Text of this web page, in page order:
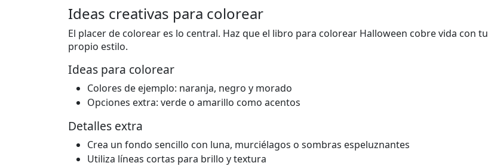
Ideas creativas para colorear
El placer de colorear es lo central. Haz que el libro para colorear Halloween cobre vida con tu
propio estilo.
Ideas para colorear
Colores de ejemplo: naranja, negro y morado
Opciones extra: verde o amarillo como acentos
Detalles extra
Crea un fondo sencillo con luna, murciélagos o sombras espeluznantes
Utiliza líneas cortas para brillo y textura